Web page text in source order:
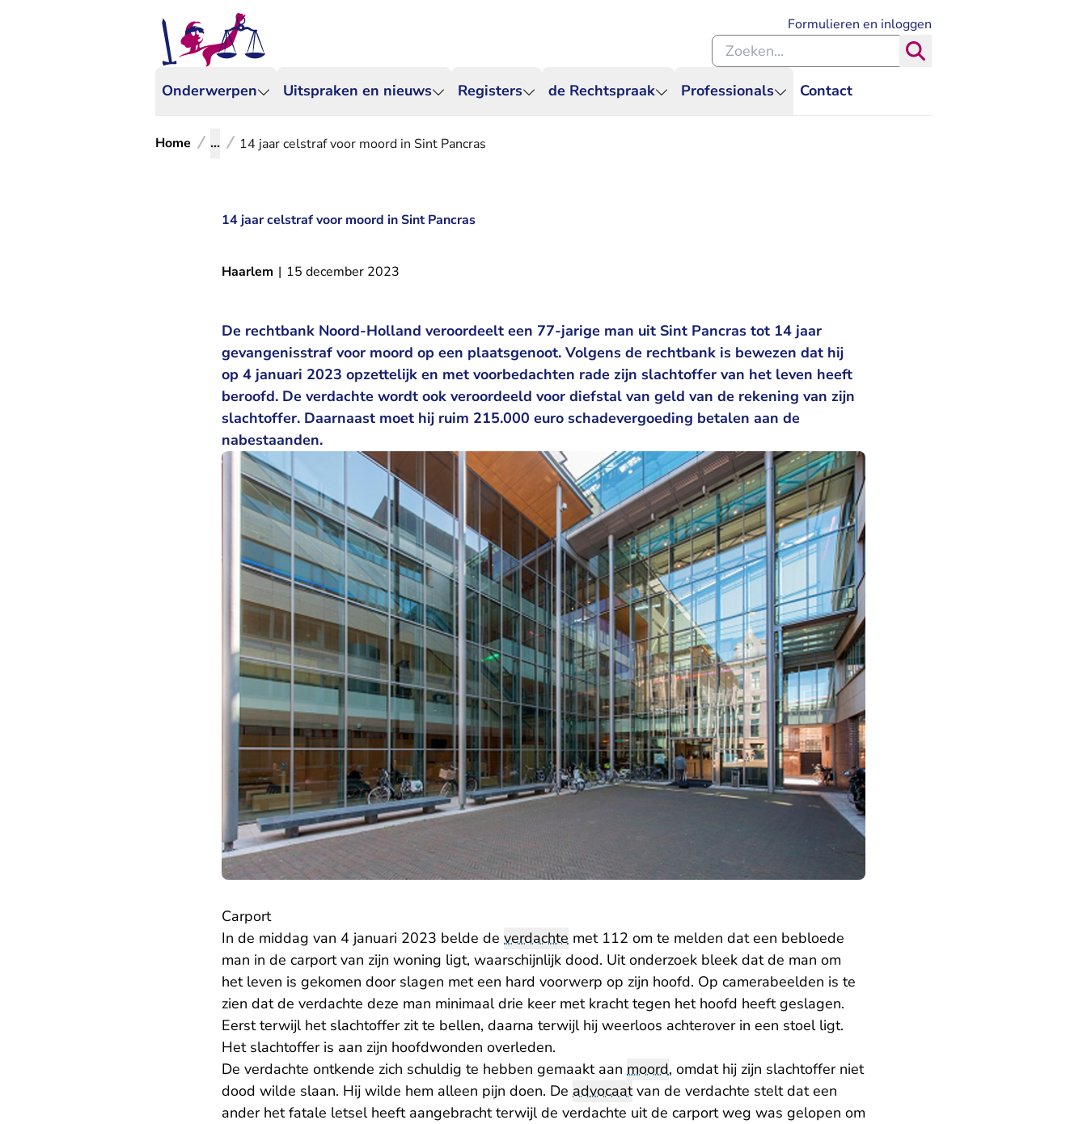
Onderwerpen Uitspraken en nieuws Registers de Rechtspraak Professionals Contact
Formulieren en inloggen
Zoeken binnen de Rechtspraak
Home ... 14 jaar celstraf voor moord in Sint Pancras
14 jaar celstraf voor moord in Sint Pancras
Haarlem | 15 december 2023
De rechtbank Noord-Holland veroordeelt een 77-jarige man uit Sint Pancras tot 14 jaar
gevangenisstraf voor moord op een plaatsgenoot. Volgens de rechtbank is bewezen dat hij
op 4 januari 2023 opzettelijk en met voorbedachten rade zijn slachtoffer van het leven heeft
beroofd. De verdachte wordt ook veroordeeld voor diefstal van geld van de rekening van zijn
slachtoffer. Daarnaast moet hij ruim 215.000 euro schadevergoeding betalen aan de
nabestaanden.
Carport
In de middag van 4 januari 2023 belde de verdachte met 112 om te melden dat een bebloede
man in de carport van zijn woning ligt, waarschijnlijk dood. Uit onderzoek bleek dat de man om
het leven is gekomen door slagen met een hard voorwerp op zijn hoofd. Op camerabeelden is te
zien dat de verdachte deze man minimaal drie keer met kracht tegen het hoofd heeft geslagen.
Eerst terwijl het slachtoffer zit te bellen, daarna terwijl hij weerloos achterover in een stoel ligt.
Het slachtoffer is aan zijn hoofdwonden overleden.
De verdachte ontkende zich schuldig te hebben gemaakt aan moord, omdat hij zijn slachtoffer niet
dood wilde slaan. Hij wilde hem alleen pijn doen. De advocaatvan de verdachte stelt dat een
ander het fatale letsel heeft aangebracht terwijl de verdachte uit de carport weg was gelopen om